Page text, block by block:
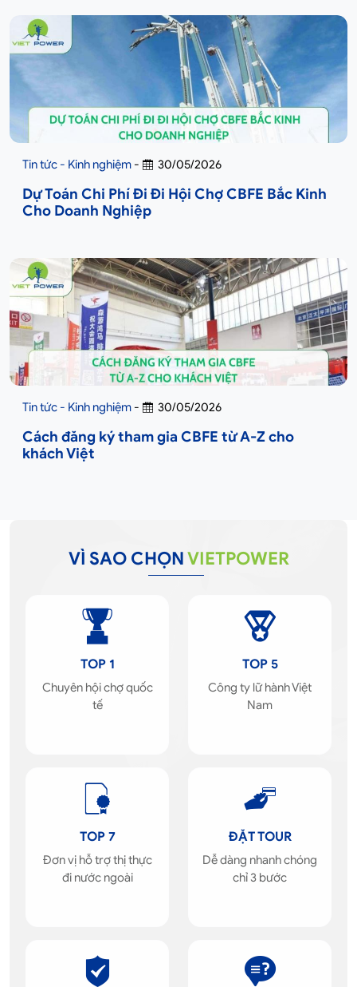
Tin tức - Kinh nghiệm - 30/05/2026
Dự Toán Chi Phí Đi Đi Hội Chợ CBFE Bắc Kinh
Cho Doanh Nghiệp
Tin tức - Kinh nghiệm - 30/05/2026
Cách đăng ký tham gia CBFE từ A-Z cho
khách Việt
VÌ SAO CHỌNVIETPOWER
TOP 1
Chuyên hội chợ quốc
tế
TOP 5
Công ty lữ hành Việt
Nam
TOP 7
Đơn vị hỗ trợ thị thực
đi nước ngoài
ĐẶT TOUR
Dễ dàng nhanh chóng
chỉ 3 bước